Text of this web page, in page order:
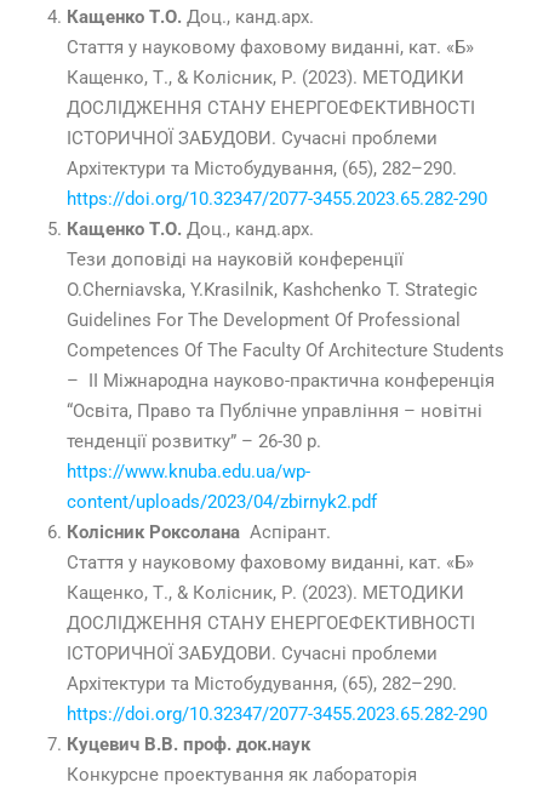
Кащенко Т.О. Доц., канд.арх.
Стаття у науковому фаховому виданні, кат. «Б»
Кащенко, Т., & Колісник, Р. (2023). МЕТОДИКИ
ДОСЛІДЖЕННЯ СТАНУ ЕНЕРГОЕФЕКТИВНОСТІ
ІСТОРИЧНОЇ ЗАБУДОВИ. Сучасні проблеми
Архітектури та Містобудування, (65), 282–290.
https://doi.org/10.32347/2077-3455.2023.65.282-290
Кащенко Т.О. Доц., канд.арх.
Тези доповіді на науковій конференції
O.Cherniavska, Y.Krasilnik, Kashchenko T. Strategic
Guidelines For The Development Of Professional
Competences Of The Faculty Of Architecture Students
– II Міжнародна науково-практична конференція
“Освіта, Право та Публічне управління – новітні
тенденції розвитку” – 26-30 p.
https://www.knuba.edu.ua/wp-
content/uploads/2023/04/zbirnyk2.pdf
Колісник Роксолана Аспірант.
Стаття у науковому фаховому виданні, кат. «Б»
Кащенко, Т., & Колісник, Р. (2023). МЕТОДИКИ
ДОСЛІДЖЕННЯ СТАНУ ЕНЕРГОЕФЕКТИВНОСТІ
ІСТОРИЧНОЇ ЗАБУДОВИ. Сучасні проблеми
Архітектури та Містобудування, (65), 282–290.
https://doi.org/10.32347/2077-3455.2023.65.282-290
Куцевич В.В. проф. док.наук
Конкурсне проектування як лабораторія